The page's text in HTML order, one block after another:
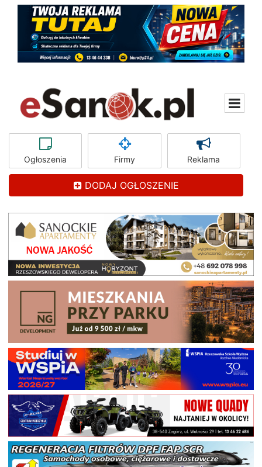
Ogłoszenia Firmy Reklama
DODAJ OGŁOSZENIE